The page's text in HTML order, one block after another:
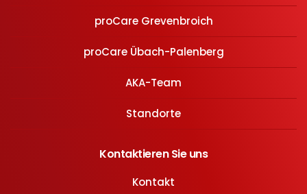
proCare Grevenbroich
proCare Übach-Palenberg
AKA-Team
Standorte
Kontaktieren Sie uns
Kontakt